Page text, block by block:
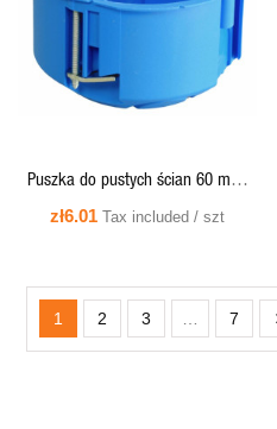
Puszka do pustych ścian 60 mm,
łączona - PV60K Simet
zł6.01 Tax included / szt
1 2 3 … 7